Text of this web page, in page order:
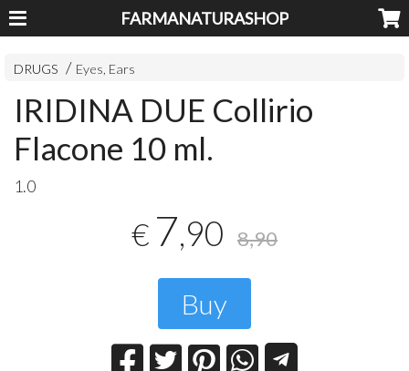
FARMANATURASHOP
DRUGS Eyes, Ears
IRIDINA DUE Collirio
Flacone 10 ml.
1.0
€ 7,90 8,90
Buy